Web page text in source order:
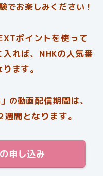
でお楽しみください！
ポイントを使って
れば、NHKの人気番
ます。
の動画配信期間は、
間となります。
申し込み